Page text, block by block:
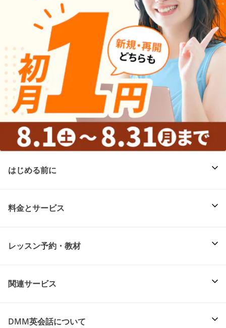
はじめる前に
料金とサービス
レッスン予約・教材
関連サービス
DMM英会話について